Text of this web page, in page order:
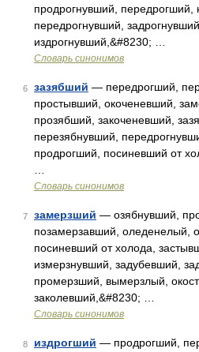
продрогнувший, передрогший,
передрогнувший,
издрогнувший,&#8230; …
Словарь синонимов
6 зазябший — передрогший,
простывший, окоченевший,
прозябший, закоченевший,
перезябнувший,
продрогший, посиневший от
Словарь синонимов
7 замерзший — озябнувший,
позамерзавший, оледенелый,
посиневший от холода,
измерзнувший, задубевший,
промерзший, вымерзлый,
заколевший,&#8230; …
Словарь синонимов
8 издрогший — продрогший,